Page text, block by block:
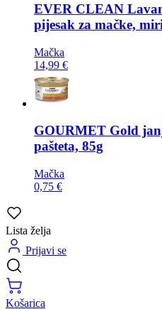
EVER CLEAN
pijesak za mačke,
Mačka
14,99 €
GOURMET Gold
pašteta, 85g
Mačka
0,75 €
Lista želja
Prijavi se
Košarica